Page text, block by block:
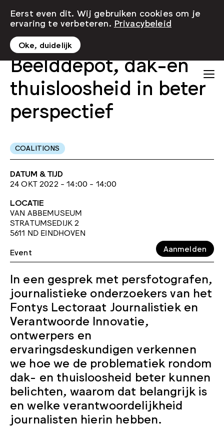
Beelddepot, dak-en
thuisloosheid in beter
perspectief
COALITIONS
DATUM & TIJD
24 OKT 2022 - 14:00 - 14:00
LOCATIE
VAN ABBEMUSEUM
STRATUMSEDIJK 2
5611 ND EINDHOVEN
Event
Aanmelden
In een gesprek met persfotografen,
journalistieke onderzoekers van het
Fontys Lectoraat Journalistiek en
Verantwoorde Innovatie,
ontwerpers en
ervaringsdeskundigen verkennen
we hoe we de problematiek rondom
dak- en thuisloosheid beter kunnen
belichten, waarom dat belangrijk is
en welke verantwoordelijkheid
journalisten hierin hebben.
Eerst even dit. Wij gebruiken cookies om je
ervaring te verbeteren. Privacybeleid
Oke, duidelijk